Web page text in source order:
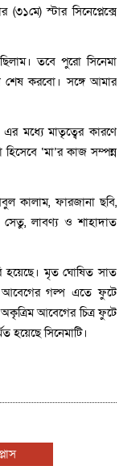
স্টার সিনেপ্লেক্সে
তবে পুরো সিনেমা
শেষ করবো। সঙ্গে আমার
মধ্যে মাতৃত্বের কারণে
‘মা’র কাজ সম্পন্ন
কালাম, ফারজানা ছবি,
লাবণ্য ও শাহাদাত
হয়েছে। মৃত ঘোষিত সাত
আবেগের গল্প এতে ফুটে
অকৃত্রিম আবেগের চিত্র ফুটে
হয়েছে সিনেমাটি।